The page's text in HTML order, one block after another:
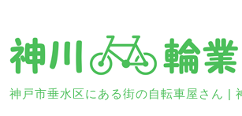
神戸市垂水区にある街の自転車屋さん |